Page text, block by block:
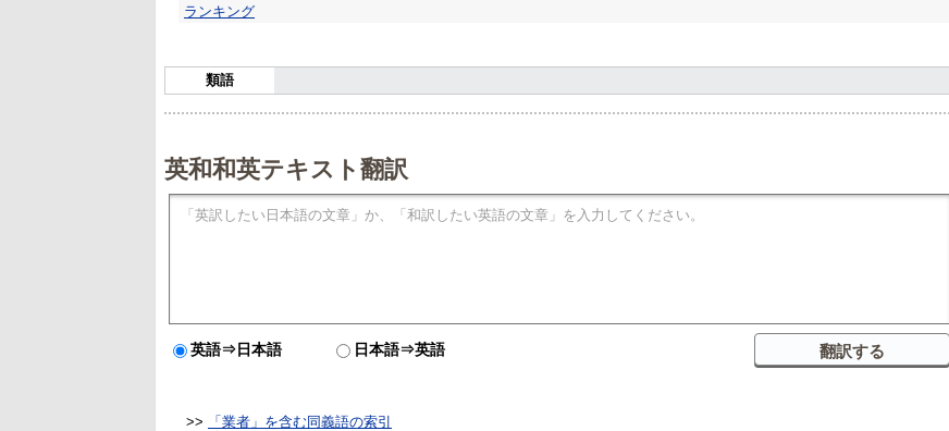
ランキング
類語
英和和英テキスト翻訳
英語⇒日本語 日本語⇒英語
>> 「業者」を含む同義語の索引